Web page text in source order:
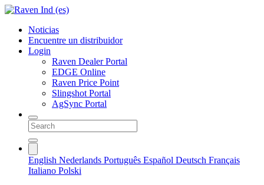
Noticias
Encuentre un distribuidor
Login
Raven Dealer Portal
EDGE Online
Raven Price Point
Slingshot Portal
AgSync Portal
English Nederlands Português Español Deutsch Français
Italiano Polski